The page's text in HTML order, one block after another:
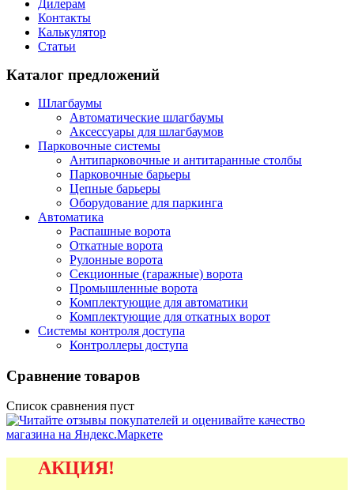
Дилерам
Контакты
Калькулятор
Статьи
Каталог предложений
Шлагбаумы
Автоматические шлагбаумы
Аксессуары для шлагбаумов
Парковочные системы
Антипарковочные и антитаранные столбы
Парковочные барьеры
Цепные барьеры
Оборудование для паркинга
Автоматика
Распашные ворота
Откатные ворота
Рулонные ворота
Секционные (гаражные) ворота
Промышленные ворота
Комплектующие для автоматики
Комплектующие для откатных ворот
Системы контроля доступа
Контроллеры доступа
Сравнение товаров
Список сравнения пуст
АКЦИЯ!